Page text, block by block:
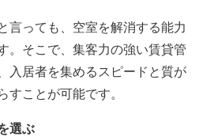
言っても、空室を解消する能力
。 そこで、集客力の強い賃貸管
入居者を集めるスピードと質が
すことが可能です。
選ぶ